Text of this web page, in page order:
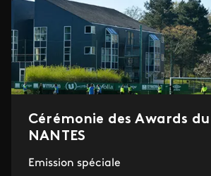
Cérémonie des Awards du
NANTES
Emission spéciale